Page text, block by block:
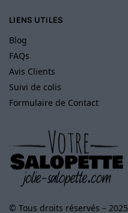
LIENS UTILES
Blog
FAQs
Avis Clients
Suivi de colis
Formulaire de Contact
© Tous droits réservés – 2025